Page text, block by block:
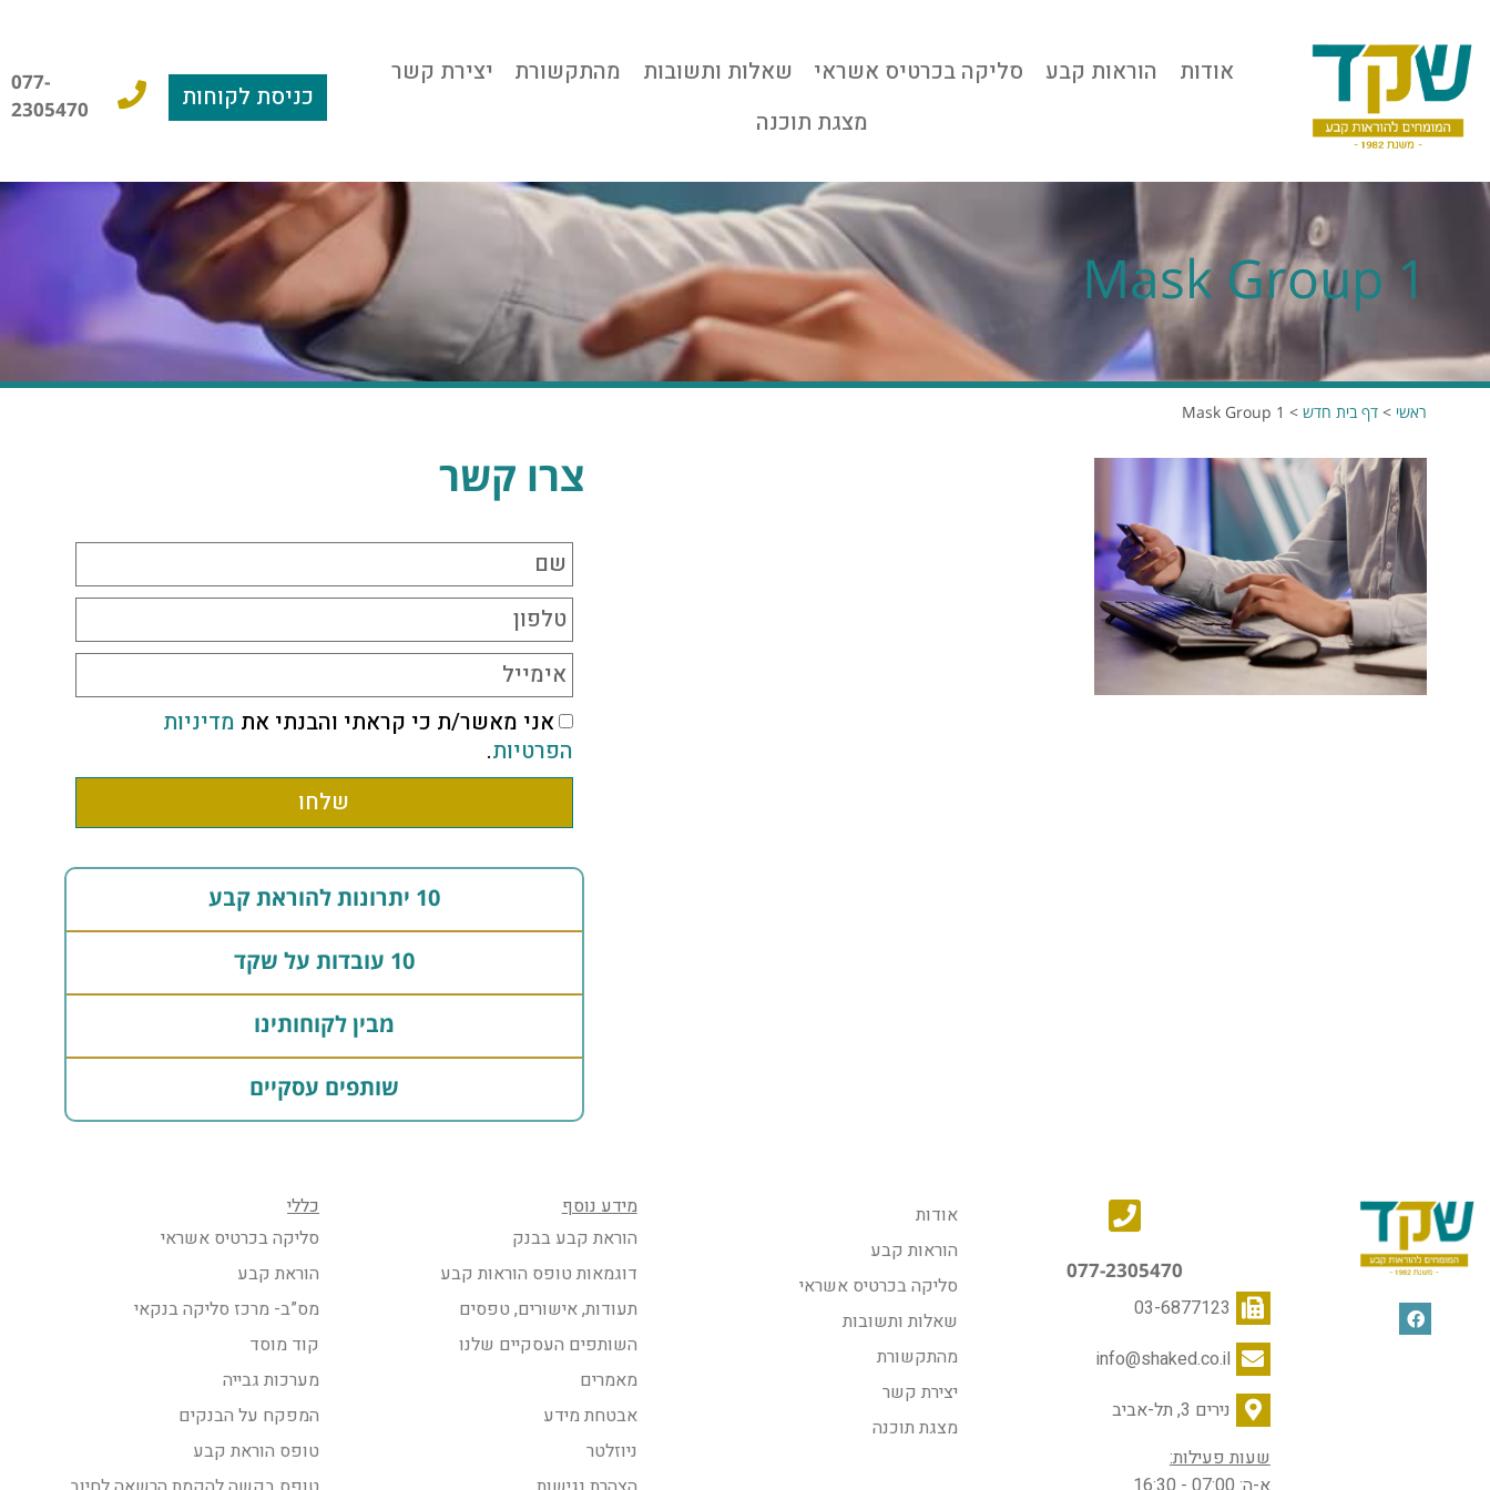
אודות הוראות קבע סליקה בכרטיס אשראי שאלות ותשובות מהתקשורת
יצירת קשר
מצגת תוכנה
כניסת לקוחות
077-
2305470
Mask Group 1
ראשי > דף בית חדש >
Mask Group 1
צרו קשר
אני מאשר/ת כי קראתי והבנתי את מדיניות
הפרטיות.
שלחו
10 יתרונות להוראת קבע
10 עובדות על שקד
מבין לקוחותינו
שותפים עסקיים
077-2305470
03-6877123
info@shaked.co.il
נירים 3, תל-אביב
שעות פעילות:
אודות
הוראות קבע
סליקה בכרטיס אשראי
שאלות ותשובות
מהתקשורת
יצירת קשר
מצגת תוכנה
מידע נוסף
הוראת קבע בבנק
דוגמאות טופס הוראות קבע
תעודות, אישורים, טפסים
השותפים העסקיים שלנו
מאמרים
אבטחת מידע
ניוזלטר
כללי
סליקה בכרטיס אשראי
הוראת קבע
מס”ב- מרכז סליקה בנקאי
קוד מוסד
מערכות גבייה
המפקח על הבנקים
טופס הוראת קבע